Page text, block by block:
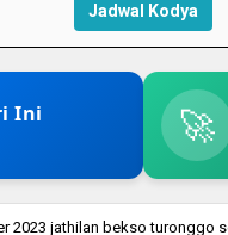
Jadwal Kodya
Ini 🚀
2023 jathilan bekso turonggo